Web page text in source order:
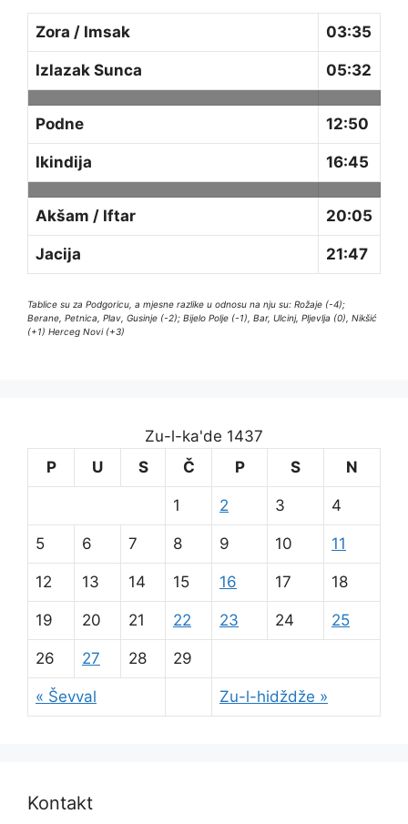
Zora / Imsak 03:35
Izlazak Sunca 05:32
Podne 12:50
Ikindija 16:45
Akšam / Iftar 20:05
Jacija 21:47
Tablice su za Podgoricu, a mjesne razlike u odnosu na nju su: Rožaje (-4);
Berane, Petnica, Plav, Gusinje (-2); Bijelo Polje (-1), Bar, Ulcinj, Pljevlja (0), Nikšić
(+1) Herceg Novi (+3)
Zu-l-ka'de 1437
P
U S Č P S N
« Ševval Zu-l-hidždže »
1 2 3 4
5 6 7 8 9 10 11
12 13 14 15 16 17 18
19 20 21 22 23 24 25
26 27 28 29
Kontakt